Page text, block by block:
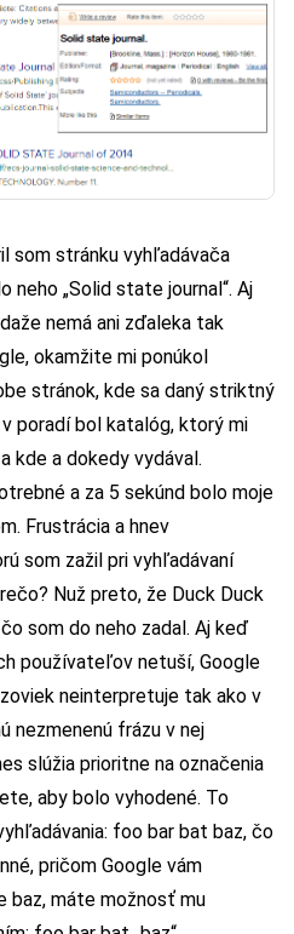
som stránku vyhľadávača
neho „Solid state journal“. Aj
nemá ani zďaleka tak
okamžite mi ponúkol
stránok, kde sa daný striktný
poradí bol katalóg, ktorý mi
kde a dokedy vydával.
a za 5 sekúnd bolo moje
Frustrácia a hnev
som zažil pri vyhľadávaní
Nuž preto, že Duck Duck
som do neho zadal. Aj keď
používateľov netuší, Google
neinterpretuje tak ako v
nezmenenú frázu v nej
slúžia prioritne na označenia
aby bolo vyhodené. To
foo bar bat baz, čo
pričom Google vám
baz, máte možnosť mu